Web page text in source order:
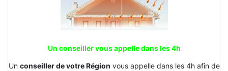
Un conseiller vous appelle dans les 4h
Un conseiller de votre Région vous appelle dans les 4h afin de